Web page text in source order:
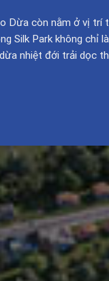
Dừa còn nằm ở vị trí
Silk Park không
nhiệt đới trải dọc